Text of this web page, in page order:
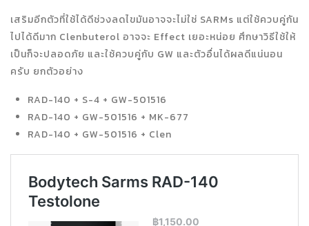
เสริมอีกตัวที่ใช้ได้ดีช่วงลดไขมันอาจจะไม่ใช่ SARMs แต่ใช้ควบคู่กัน
ไปได้ดีมาก Clenbuterol อาจจะ Effect เยอะหน่อย ศึกษาวิธีใช้ให้
เป็นก็จะปลอดภัย และใช้ควบคู่กับ GW และตัวอื่นได้ผลดีแน่นอน
ครับ ยกตัวอย่าง
RAD-140 + S-4 + GW-501516
RAD-140 + GW-501516 + MK-677
RAD-140 + GW-501516 + Clen